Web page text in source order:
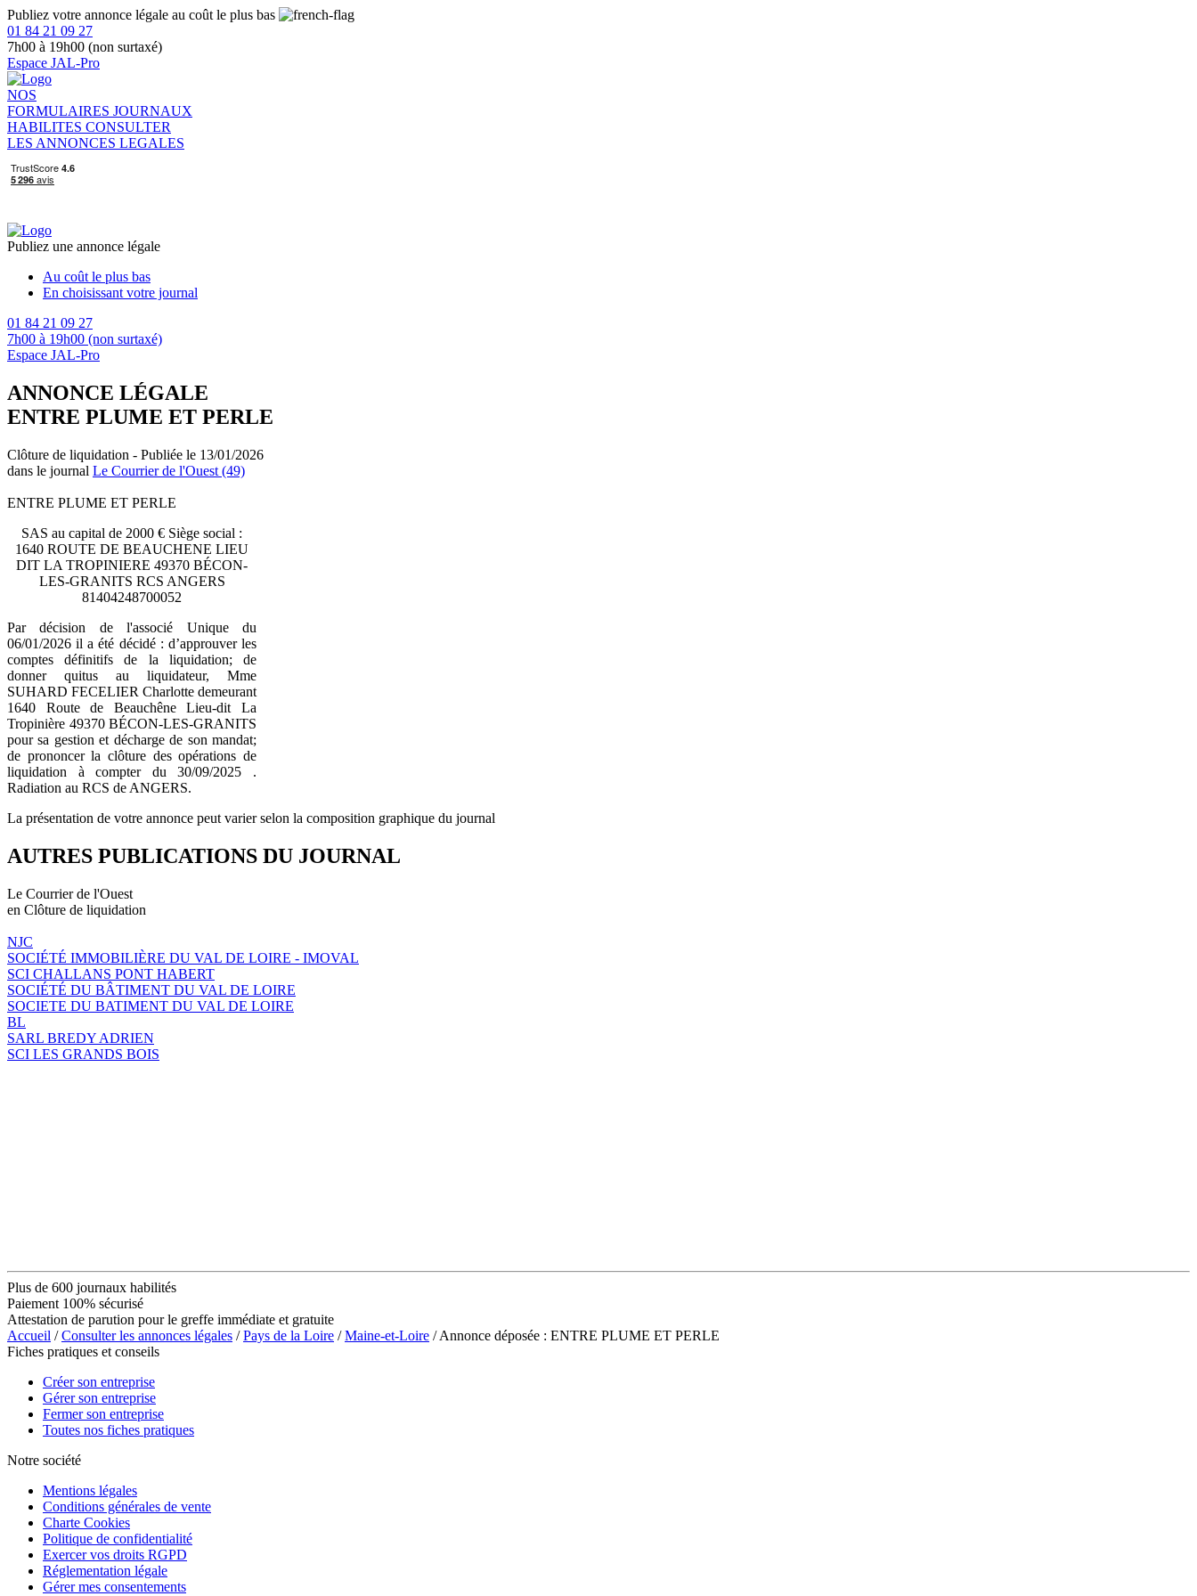
Publiez votre annonce légale au coût le plus bas
01 84 21 09 27
7h00 à 19h00 (non surtaxé)
Espace JAL-Pro
NOS
FORMULAIRES JOURNAUX
HABILITES CONSULTER
LES ANNONCES LEGALES
Publiez une annonce légale
Au coût le plus bas
En choisissant votre journal
01 84 21 09 27
7h00 à 19h00 (non surtaxé)
Espace JAL-Pro
ANNONCE LÉGALE
ENTRE PLUME ET PERLE
Clôture de liquidation - Publiée le 13/01/2026
dans le journal Le Courrier de l'Ouest (49)
ENTRE PLUME ET PERLE
SAS au capital de 2000 € Siège social :
1640 ROUTE DE BEAUCHENE LIEU
DIT LA TROPINIERE 49370 BÉCON-
LES-GRANITS RCS ANGERS
81404248700052
Par décision de l'associé Unique du
06/01/2026 il a été décidé : d’approuver les
comptes définitifs de la liquidation; de
donner quitus au liquidateur, Mme
SUHARD FECELIER Charlotte demeurant
1640 Route de Beauchêne Lieu-dit La
Tropinière 49370 BÉCON-LES-GRANITS
pour sa gestion et décharge de son mandat;
de prononcer la clôture des opérations de
liquidation à compter du 30/09/2025 .
Radiation au RCS de ANGERS.
La présentation de votre annonce peut varier selon la composition graphique du journal
AUTRES PUBLICATIONS DU JOURNAL
Le Courrier de l'Ouest
en Clôture de liquidation
NJC
SOCIÉTÉ IMMOBILIÈRE DU VAL DE LOIRE - IMOVAL
SCI CHALLANS PONT HABERT
SOCIÉTÉ DU BÂTIMENT DU VAL DE LOIRE
SOCIETE DU BATIMENT DU VAL DE LOIRE
BL
SARL BREDY ADRIEN
SCI LES GRANDS BOIS
Plus de 600 journaux habilités
Paiement 100% sécurisé
Attestation de parution pour le greffe immédiate et gratuite
Accueil /Consulter les annonces légales /Pays de la Loire /Maine-et-Loire / Annonce déposée : ENTRE PLUME ET PERLE
Fiches pratiques et conseils
Créer son entreprise
Gérer son entreprise
Fermer son entreprise
Toutes nos fiches pratiques
Notre société
Mentions légales
Conditions générales de vente
Charte Cookies
Politique de confidentialité
Exercer vos droits RGPD
Réglementation légale
Gérer mes consentements